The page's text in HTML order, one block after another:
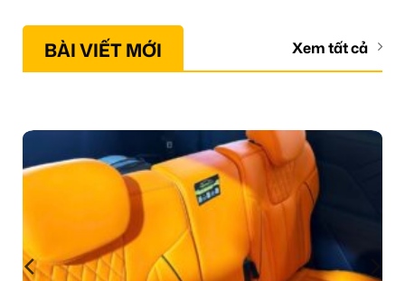
BÀI VIẾT MỚI Xem tất cả